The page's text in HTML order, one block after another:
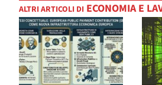
ALTRI ARTICOLI DI ECONOMIA E